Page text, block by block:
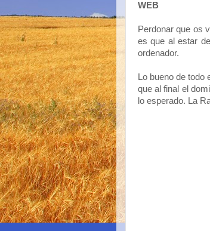
WEB
Perdonar que os
es que al estar
ordenador.
Lo bueno de
que al final el
lo esperado. La